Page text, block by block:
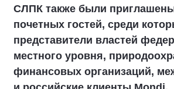
СЛПК также были
почетных гостей, среди
представители властей
местного уровня,
финансовых организаций,